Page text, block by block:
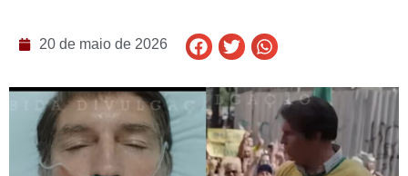
20 de maio de 2026